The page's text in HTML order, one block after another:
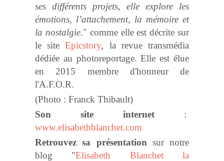
ses différents projets, elle explore les
émotions, l’attachement, la mémoire et
la nostalgie." comme elle est décrite sur
le siteEpicstory, la revue transmédia
dédiée au photoreportage. Elle est élue
en 2015 membre d'honneur de
l'A.F.O.R.
(Photo : Franck Thibault)
Son site internet :
www.elisabethblanchet.com
Retrouvez sa présentation sur notre
blog "Elisabeth Blanchet la